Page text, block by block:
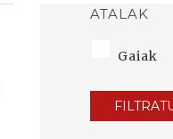
ATALAK
Gaiak